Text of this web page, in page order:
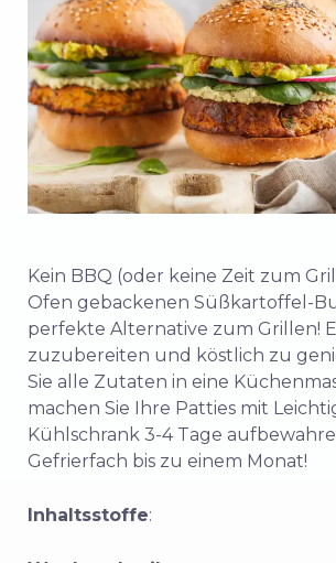
Kein BBQ (oder keine Zeit zum
Ofen gebackenen Süßkartoffel-
perfekte Alternative zum Grillen!
zuzubereiten und köstlich zu
Sie alle Zutaten in eine
machen Sie Ihre Patties mit
Kühlschrank 3-4 Tage
Gefrierfach bis zu einem Monat!
Inhaltsstoffe: